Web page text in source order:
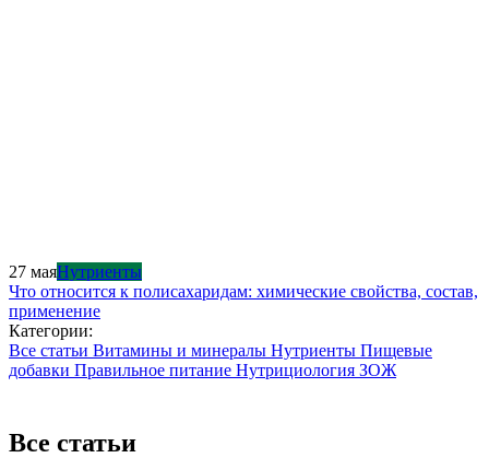
27 маяНутриенты
Что относится к полисахаридам: химические свойства, состав,
применение
Категории:
Все статьи Витамины и минералы Нутриенты Пищевые
добавки Правильное питание Нутрициология ЗОЖ
Все статьи